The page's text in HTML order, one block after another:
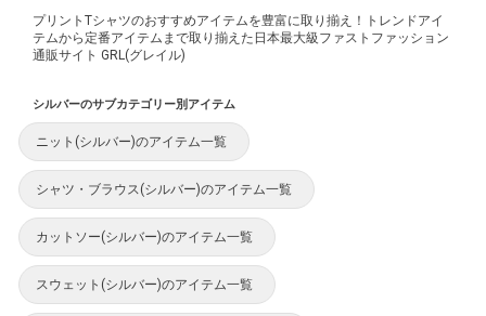
プリントTシャツのおすすめアイテムを豊富に取り揃え！トレンドアイ
テムから定番アイテムまで取り揃えた日本最大級ファストファッション
通販サイト GRL(グレイル)
シルバーのサブカテゴリー別アイテム
ニット(シルバー)のアイテム一覧
シャツ・ブラウス(シルバー)のアイテム一覧
カットソー(シルバー)のアイテム一覧
スウェット(シルバー)のアイテム一覧